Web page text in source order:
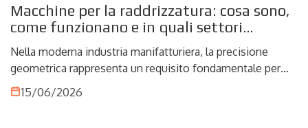
Macchine per la raddrizzatura: cosa sono,
come funzionano e in quali settori
vengono utilizzate
Nella moderna industria manifatturiera, la precisione
geometrica rappresenta un requisito fondamentale per
garantire qualità, affidabilità e continuità produttiva.
Durante processi come laminazione, forgiatura,
15/06/2026